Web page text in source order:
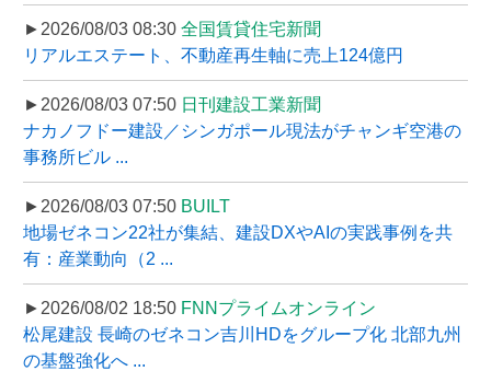
►2026/08/03 08:30 全国賃貸住宅新聞
リアルエステート、不動産再生軸に売上124億円
►2026/08/03 07:50 日刊建設工業新聞
ナカノフドー建設／シンガポール現法がチャンギ空港の
事務所ビル ...
►2026/08/03 07:50 BUILT
地場ゼネコン22社が集結、建設DXやAIの実践事例を共
有：産業動向（2 ...
►2026/08/02 18:50 FNNプライムオンライン
松尾建設 長崎のゼネコン吉川HDをグループ化 北部九州
の基盤強化へ ...